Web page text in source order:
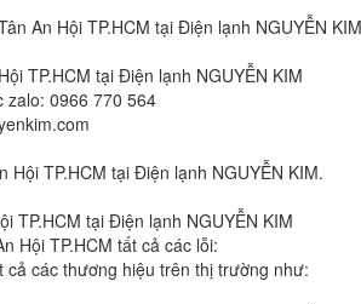
An Hội TP.HCM tại Điện lạnh NGUYỄN
TP.HCM tại Điện lạnh NGUYỄN KIM
zalo: 0966 770 564
TP.HCM tại Điện lạnh NGUYỄN KIM.
TP.HCM tại Điện lạnh NGUYỄN KIM
Hội TP.HCM tất cả các lỗi:
các thương hiệu trên thị trường như: